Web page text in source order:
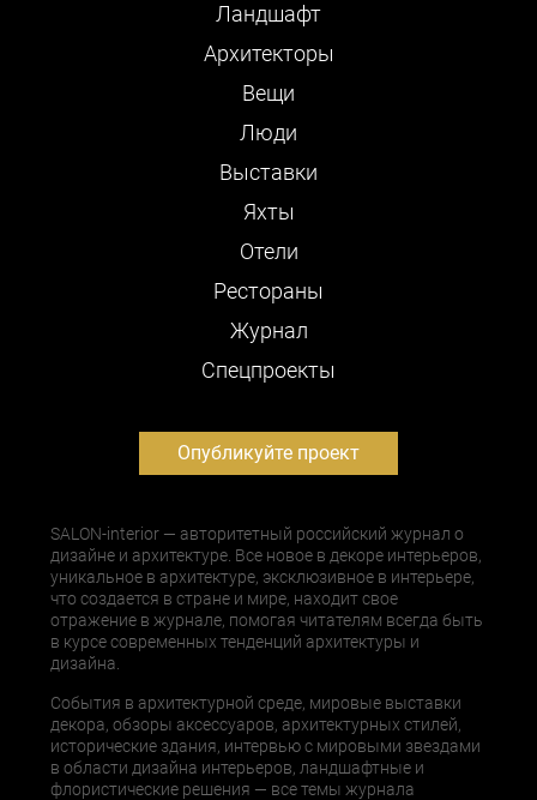
Ландшафт
Архитекторы
Вещи
Люди
Выставки
Яхты
Отели
Рестораны
Журнал
Cпецпроекты
Опубликуйте проект
SALON-interior — авторитетный российский журнал о
дизайне и архитектуре. Все новое в декоре интерьеров,
уникальное в архитектуре, эксклюзивное в интерьере,
что создается в стране и мире, находит свое
отражение в журнале, помогая читателям всегда быть
в курсе современных тенденций архитектуры и
дизайна.
События в архитектурной среде, мировые выставки
декора, обзоры аксессуаров, архитектурных стилей,
исторические здания, интервью с мировыми звездами
в области дизайна интерьеров, ландшафтные и
флористические решения — все темы журнала